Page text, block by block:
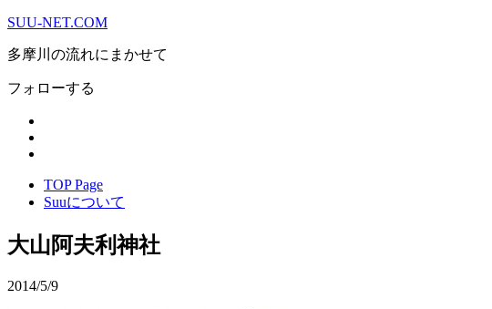
SUU-NET.COM
多摩川の流れにまかせて
フォローする
TOP Page
Suuについて
大山阿夫利神社
2014/5/9